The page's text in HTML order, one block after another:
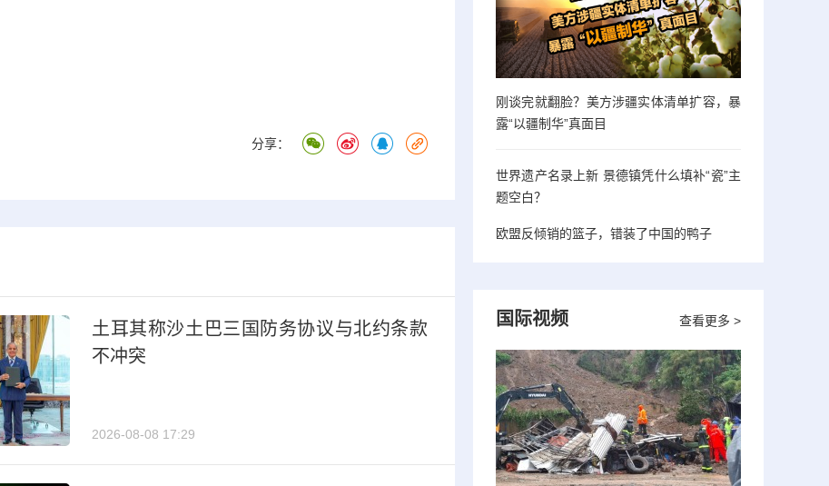
分享：
土耳其称沙土巴三国防务协议与北约条款
不冲突
2026-08-08 17:29
刚谈完就翻脸？美方涉疆实体清单扩容，暴
露“以疆制华”真面目
世界遗产名录上新 景德镇凭什么填补“瓷”主
题空白？
欧盟反倾销的篮子，错装了中国的鸭子
查看更多 >
国际视频